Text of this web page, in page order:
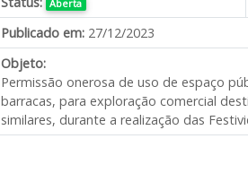
Aberta
Publicado em: 27/12/2023
Objeto:
Permissão onerosa de uso de espaço
barracas, para exploração comercial
similares, durante a realização das